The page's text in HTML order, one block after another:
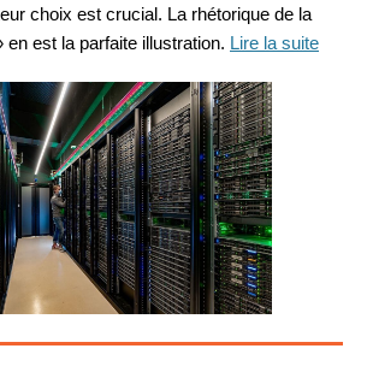
choix est crucial. La rhétorique de la
en est la parfaite illustration. Lire la suite